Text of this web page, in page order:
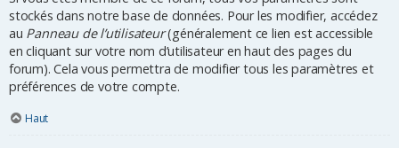
stockés dans notre base de données. Pour les modifier, accédez
au Panneau de l’utilisateur(généralement ce lien est accessible
en cliquant sur votre nom d’utilisateur en haut des pages du
forum). Cela vous permettra de modifier tous les paramètres et
préférences de votre compte.
Haut